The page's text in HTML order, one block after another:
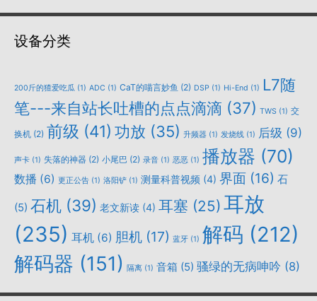
设备分类
200斤的猹爱吃瓜 (1) ADC (1) CaT的喵言妙鱼 (2) DSP (1) Hi-End (1) L7随
笔---来自站长吐槽的点点滴滴 (37) TWS (1) 交
换机 (2) 前级 (41) 功放 (35) 升频器 (1) 发烧线 (1) 后级 (9)
声卡 (1) 失落的神器 (2) 小尾巴 (2) 录音 (1) 恶恶 (1) 播放器 (70)
数播 (6) 更正公告 (1) 洛阳铲 (1) 测量科普视频 (4) 界面 (16) 石
(5) 石机 (39) 老文新读 (4) 耳塞 (25) 耳放
(235) 耳机 (6) 胆机 (17) 蓝牙 (1) 解码 (212)
解码器 (151) 隔离 (1) 音箱 (5) 骚绿的无病呻吟 (8)